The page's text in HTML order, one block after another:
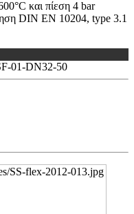
και πίεση 4 bar
DIN EN 10204, type 3.1
01-DN32-50